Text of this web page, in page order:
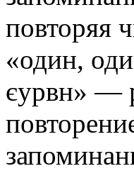
повторяя
«один,
єурвн» —